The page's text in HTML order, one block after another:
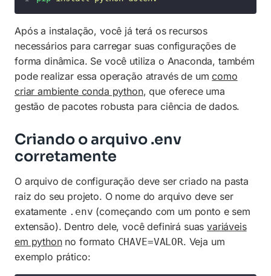
Após a instalação, você já terá os recursos
necessários para carregar suas configurações de
forma dinâmica. Se você utiliza o Anaconda, também
pode realizar essa operação através de umcomo
criar ambiente conda python, que oferece uma
gestão de pacotes robusta para ciência de dados.
Criando o arquivo .env
corretamente
O arquivo de configuração deve ser criado na pasta
raiz do seu projeto. O nome do arquivo deve ser
exatamente .env (começando com um ponto e sem
extensão). Dentro dele, você definirá suasvariáveis
em pythonno formato CHAVE=VALOR. Veja um
exemplo prático: